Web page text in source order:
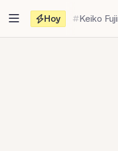
contenido
Hoy Keiko